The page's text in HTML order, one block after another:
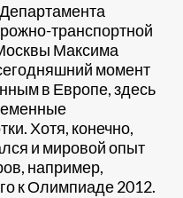
транспортной
Максима
момент
в Европе, здесь
Хотя, конечно,
и мировой опыт
например,
к Олимпиаде 2012.